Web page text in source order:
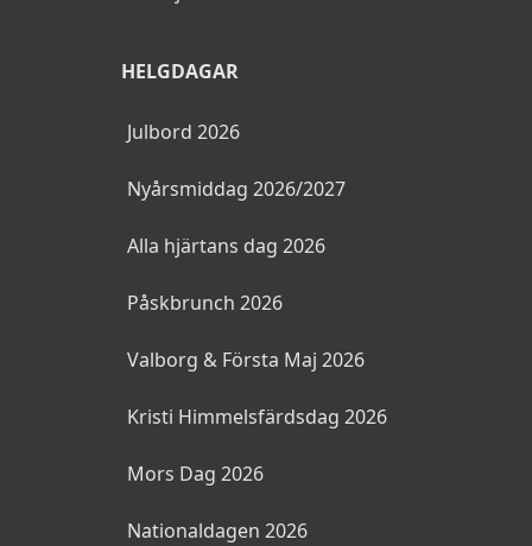
HELGDAGAR
Julbord 2026
Nyårsmiddag 2026/2027
Alla hjärtans dag 2026
Påskbrunch 2026
Valborg & Första Maj 2026
Kristi Himmelsfärdsdag 2026
Mors Dag 2026
Nationaldagen 2026